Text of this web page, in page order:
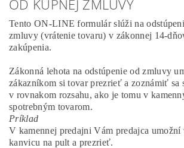
OD KÚPNEJ ZMLUVY
Tento ON-LINE formulár slúži na
zmluvy (vrátenie tovaru) v zákonnej 14-
zakúpenia.
Zákonná lehota na odstúpenie od zmluvy
zákazníkom si tovar prezrieť a zoznámiť sa
v rovnakom rozsahu, ako je tomu v
spotrebným tovarom.
Príklad
V kamennej predajni Vám predajca
kanvicu na pult a prezrieť.